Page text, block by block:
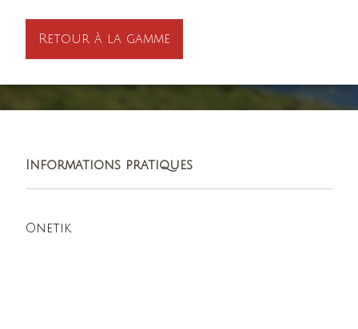
Retour à la gamme
Informations pratiques
Onetik